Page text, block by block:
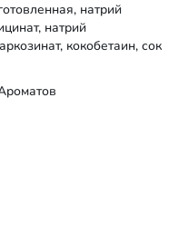
натрий
натрий
кокобетаин, сок
150 полиглицерил-2
3, натрий
экстракт ванили,
протеинов
состав